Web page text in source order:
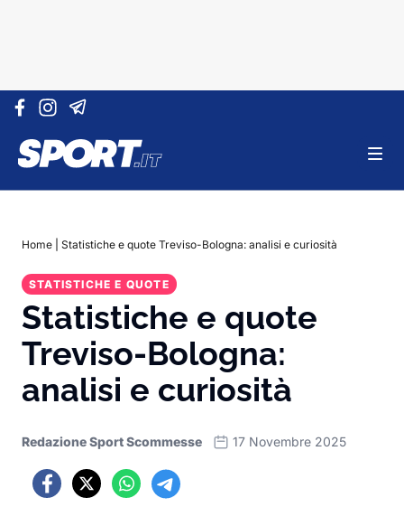
Vai al contenuto
Home Statistiche e quote Treviso-Bologna: analisi e curiosità
STATISTICHE E QUOTE
Statistiche e quote
Treviso-Bologna:
analisi e curiosità
Redazione Sport Scommesse 17 Novembre 2025